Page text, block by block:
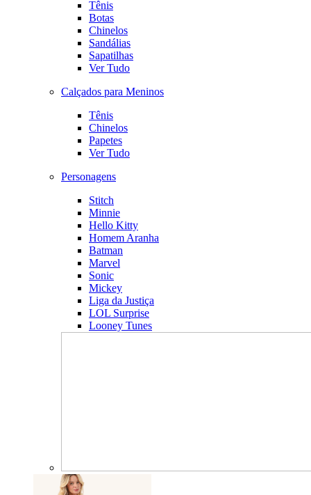
Tênis
Botas
Chinelos
Sandálias
Sapatilhas
Ver Tudo
Calçados para Meninos
Tênis
Chinelos
Papetes
Ver Tudo
Personagens
Stitch
Minnie
Hello Kitty
Homem Aranha
Batman
Marvel
Sonic
Mickey
Liga da Justiça
LOL Surprise
Looney Tunes